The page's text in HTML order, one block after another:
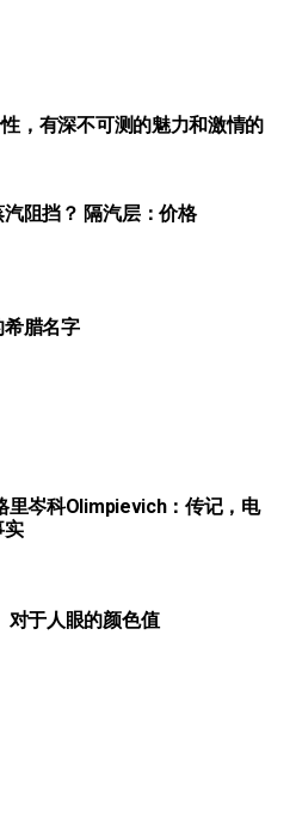
，有深不可测的魅力和激情的
阻挡？ 隔汽层：价格
希腊名字
里岑科Olimpievich：传记，电
实
对于人眼的颜色值